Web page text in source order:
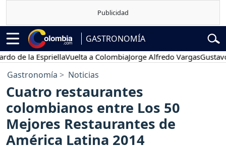
GASTRONOMÍA
la EspriellaVuelta a ColombiaJorge Alfredo VargasGustavo
Gastronomía Noticias
Cuatro restaurantes
colombianos entre Los 50
Mejores Restaurantes de
América Latina 2014